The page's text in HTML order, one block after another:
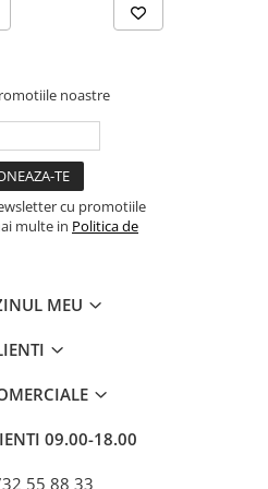
noastre
cu promotiile
multe in Politica de
MEU
09.00-18.00
55 88 33